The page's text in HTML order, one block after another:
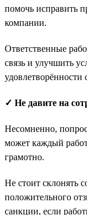
помочь исправить
компании.
Ответственные
связь и улучшить
удовлетворённости
✓ Не давите на
Несомненно,
может каждый
грамотно.
Не стоит склонять
положительного
санкции, если